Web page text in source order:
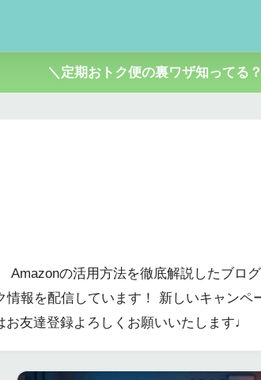
＼定期おトク便の裏ワザ知ってる
Amazonの活用方法を徹底解説したブロ
報を配信しています！ 新しいキャンペ
友達登録よろしくお願いいたします♩